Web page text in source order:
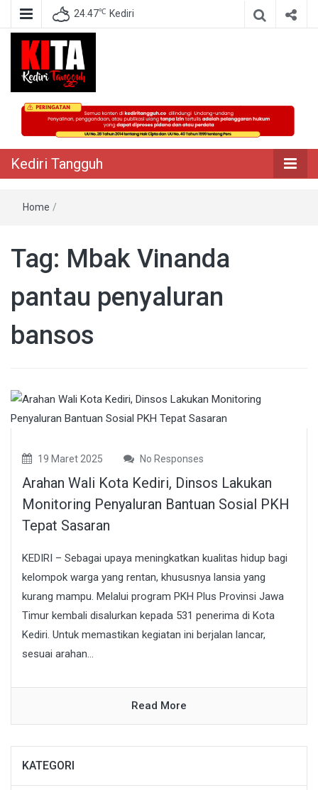
24.47℃ Kediri
Kediri Tangguh
Berita Akurat Terpercaya
Kediri Tangguh
Home /
Tag: Mbak Vinanda
pantau penyaluran
bansos
19 Maret 2025 No Responses
Arahan Wali Kota Kediri, Dinsos Lakukan
Monitoring Penyaluran Bantuan Sosial PKH
Tepat Sasaran
KEDIRI – Sebagai upaya meningkatkan kualitas hidup bagi
kelompok warga yang rentan, khususnya lansia yang
kurang mampu. Melalui program PKH Plus Provinsi Jawa
Timur kembali disalurkan kepada 531 penerima di Kota
Kediri. Untuk memastikan kegiatan ini berjalan lancar,
sesuai arahan...
Read More
KATEGORI